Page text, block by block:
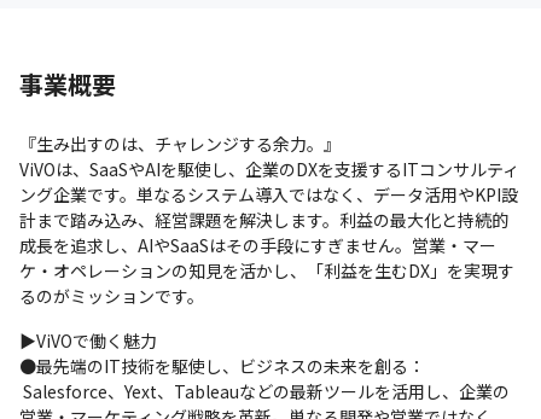
事業概要
『生み出すのは、チャレンジする余力。』
ViVOは、SaaSやAIを駆使し、企業のDXを支援するITコンサルティ
ング企業です。単なるシステム導入ではなく、データ活用やKPI設
計まで踏み込み、経営課題を解決します。利益の最大化と持続的
成長を追求し、AIやSaaSはその手段にすぎません。営業・マー
ケ・オペレーションの知見を活かし、「利益を生むDX」を実現す
るのがミッションです。
▶ViVOで働く魅力
●最先端のIT技術を駆使し、ビジネスの未来を創る：